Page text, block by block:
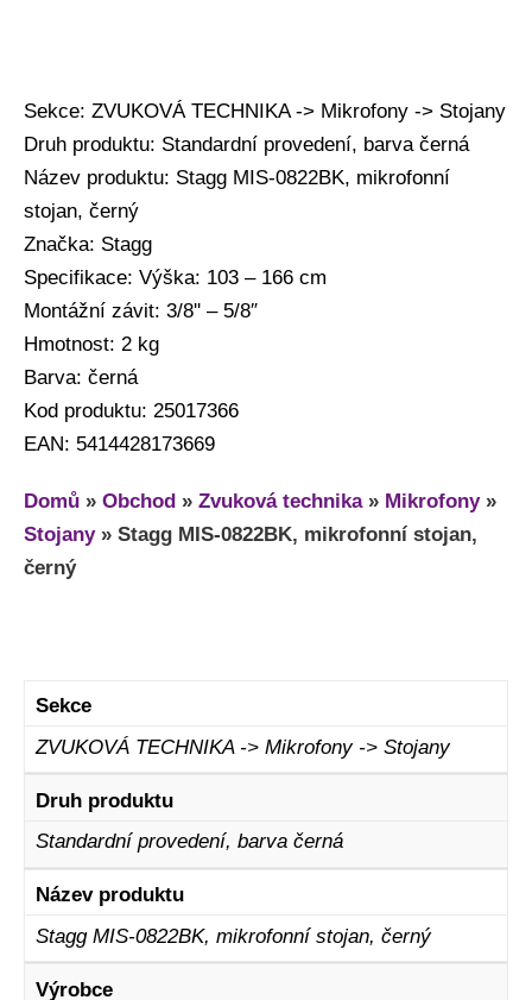
Sekce: ZVUKOVÁ TECHNIKA -> Mikrofony -> Stojany
Druh produktu: Standardní provedení, barva černá
Název produktu: Stagg MIS-0822BK, mikrofonní
stojan, černý
Značka: Stagg
Specifikace: Výška: 103 – 166 cm
Montážní závit: 3/8'' – 5/8″
Hmotnost: 2 kg
Barva: černá
Kod produktu: 25017366
EAN: 5414428173669
Domů » Obchod » Zvuková technika» Mikrofony»
Stojany» Stagg MIS-0822BK, mikrofonní stojan,
černý
Sekce
ZVUKOVÁ TECHNIKA -> Mikrofony -> Stojany
Druh produktu
Standardní provedení, barva černá
Název produktu
Stagg MIS-0822BK, mikrofonní stojan, černý
Výrobce